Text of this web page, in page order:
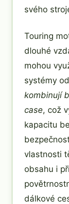
svého
Touring
dlouhé
mohou
systémy
kombinují
case, což
kapacitu
vlastnosti
obsahu i
dálkové